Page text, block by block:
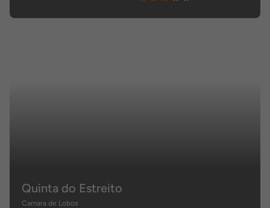
Quinta do Estreito
Camara de Lobos